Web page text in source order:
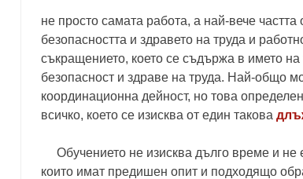
не просто самата работа, а най-вече частта
безопасността и здравето на труда и
съкращението, което се съдържа в името
безопасност и здраве на труда. Най-общо
координационна дейност, но това
всичко, което се изисква от един такова
Обучението не изисква дълго време и
които имат предишен опит и подходящо